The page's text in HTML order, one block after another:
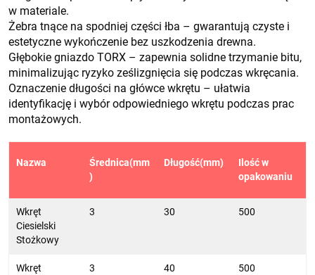
w materiale.
Żebra tnące na spodniej części łba – gwarantują czyste i
estetyczne wykończenie bez uszkodzenia drewna.
Głębokie gniazdo TORX – zapewnia solidne trzymanie bitu,
minimalizując ryzyko ześlizgnięcia się podczas wkręcania.
Oznaczenie długości na główce wkrętu – ułatwia
identyfikację i wybór odpowiedniego wkrętu podczas prac
montażowych.
Nazwa
Średnica(mm
)
Długość(mm)
Ilość w
opakowaniu
Wkręt
Ciesielski
Stożkowy
3 30 500
Wkręt
3 40 500